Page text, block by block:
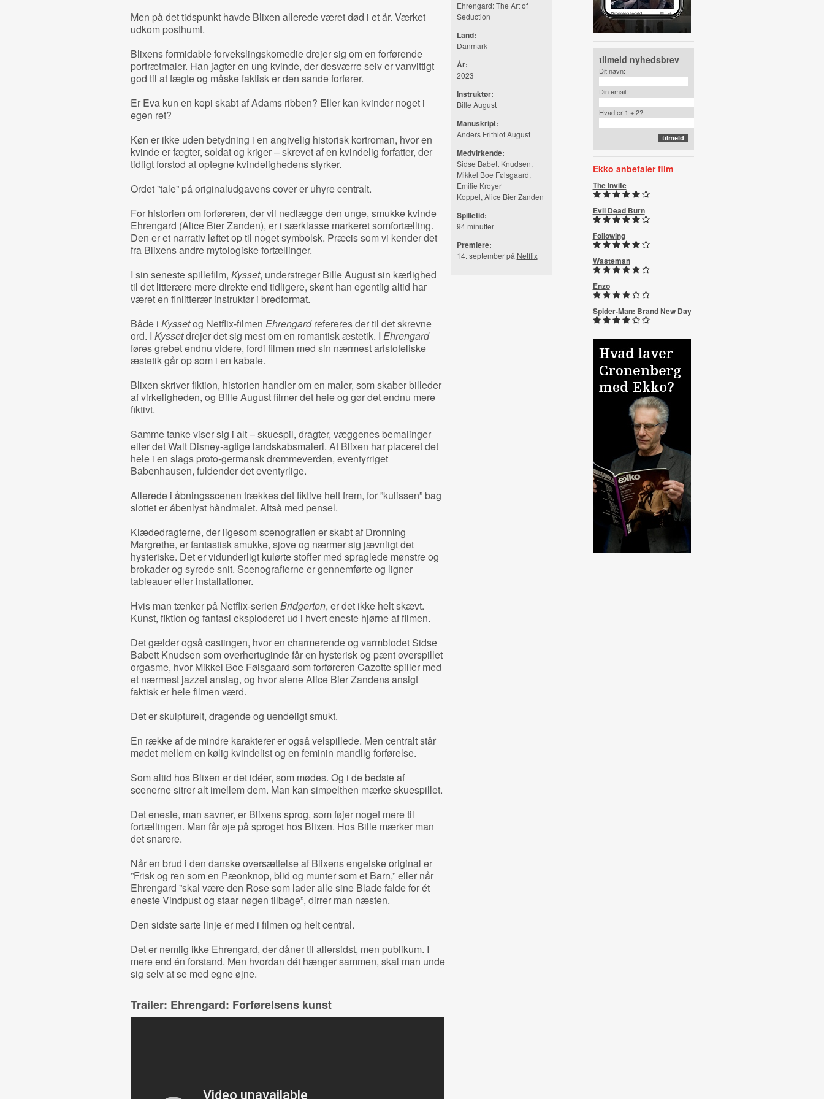
Men på det tidspunkt havde Blixen allerede været død i et år. Værket
udkom posthumt.
Blixens formidable forvekslingskomedie drejer sig om en forførende
portrætmaler. Han jagter en ung kvinde, der desværre selv er vanvittigt
god til at fægte og måske faktisk er den sande forfører.
Er Eva kun en kopi skabt af Adams ribben? Eller kan kvinder noget i
egen ret?
Køn er ikke uden betydning i en angivelig historisk kortroman, hvor en
kvinde er fægter, soldat og kriger – skrevet af en kvindelig forfatter, der
tidligt forstod at optegne kvindelighedens styrker.
Ordet ”tale” på originaludgavens cover er uhyre centralt.
For historien om forføreren, der vil nedlægge den unge, smukke kvinde
Ehrengard (Alice Bier Zanden), er i særklasse markeret somfortælling.
Den er et narrativ løftet op til noget symbolsk. Præcis som vi kender det
fra Blixens andre mytologiske fortællinger.
I sin seneste spillefilm, Kysset, understreger Bille August sin kærlighed
til det litterære mere direkte end tidligere, skønt han egentlig altid har
været en finlitterær instruktør i bredformat.
Både i Kyssetog Netflix-filmen Ehrengardrefereres der til det skrevne
ord. I Kyssetdrejer det sig mest om en romantisk æstetik. I Ehrengard
føres grebet endnu videre, fordi filmen med sin nærmest aristoteliske
æstetik går op som i en kabale.
Blixen skriver fiktion, historien handler om en maler, som skaber billeder
af virkeligheden, og Bille August filmer det hele og gør det endnu mere
fiktivt.
Samme tanke viser sig i alt – skuespil, dragter, væggenes bemalinger
eller det Walt Disney-agtige landskabsmaleri. At Blixen har placeret det
hele i en slags proto-germansk drømmeverden, eventyrriget
Babenhausen, fuldender det eventyrlige.
Allerede i åbningsscenen trækkes det fiktive helt frem, for ”kulissen” bag
slottet er åbenlyst håndmalet. Altså med pensel.
Klædedragterne, der ligesom scenografien er skabt af Dronning
Margrethe, er fantastisk smukke, sjove og nærmer sig jævnligt det
hysteriske. Det er vidunderligt kulørte stoffer med spraglede mønstre og
brokader og syrede snit. Scenografierne er gennemførte og ligner
tableauer eller installationer.
Hvis man tænker på Netflix-serien Bridgerton, er det ikke helt skævt.
Kunst, fiktion og fantasi eksploderet ud i hvert eneste hjørne af filmen.
Det gælder også castingen, hvor en charmerende og varmblodet Sidse
Babett Knudsen som overhertuginde får en hysterisk og pænt overspillet
orgasme, hvor Mikkel Boe Følsgaard som forføreren Cazotte spiller med
et nærmest jazzet anslag, og hvor aleneAlice Bier Zandens ansigt
faktisk er hele filmen værd.
Det er skulpturelt, dragende og uendeligt smukt.
En række af de mindre karakterer er også velspillede. Men centralt står
mødet mellem en kølig kvindelist og en feminin mandlig forførelse.
Som altid hos Blixen er det idéer, som mødes. Og i de bedste af
scenerne sitrer alt imellem dem. Man kan simpelthen mærke skuespillet.
Det eneste, man savner, er Blixens sprog, som føjer noget mere til
fortællingen. Man får øje på sproget hos Blixen. Hos Bille mærker man
det snarere.
Når en brud i den danske oversættelse af Blixens engelske original er
”Frisk og ren som en Pæonknop, blid og munter som et Barn,” eller når
Ehrengard ”skal være den Rose som lader alle sine Blade falde for ét
eneste Vindpust og staar nøgen tilbage”, dirrer man næsten.
Den sidste sarte linje er med i filmen og helt central.
Det er nemlig ikke Ehrengard, der dåner til allersidst, men publikum. I
mere end én forstand. Men hvordan dét hænger sammen, skal man unde
sig selv at se med egne øjne.
Trailer: Ehrengard: Forførelsens kunst
Ehrengard: The Art of
Seduction
Land:
Danmark
År:
2023
Instruktør:
Bille August
Manuskript:
Anders Frithiof August
Medvirkende:
Sidse Babett Knudsen,
Mikkel Boe Følsgaard,
Emilie Kroyer
Koppel, Alice Bier Zanden
Spilletid:
94 minutter
Premiere:
14. september på Netflix
tilmeld nyhedsbrev
Dit navn:
Din email:
Hvad er 1 + 2?
Ekko anbefaler film
The Invite
Evil Dead Burn
Following
Wasteman
Enzo
Spider-Man: Brand New Day